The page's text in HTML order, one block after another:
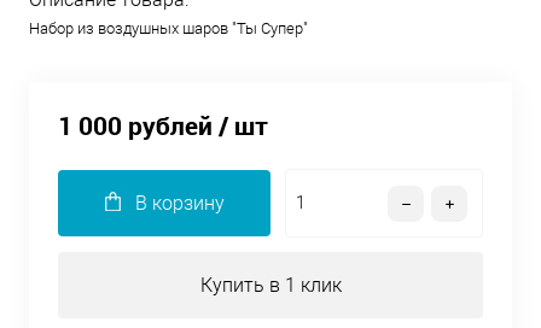
Набор из воздушных шаров "Ты Супер"
1 000 рублей / шт
В корзину
Купить в 1 клик